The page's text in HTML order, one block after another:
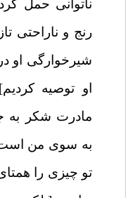
ناتوانى حمل
رنج و ناراحتى
شیرخوارگى او
او توصیه
مادرت شکر به
به سوى من است!
تو چیزى را